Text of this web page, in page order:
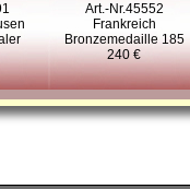
Art.-Nr.45552
Frankreich
Bronzemedaille 185
240 €